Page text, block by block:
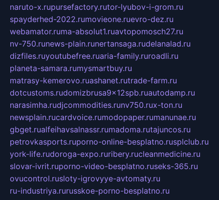
naruto-x.rupursefactory.rutor-lyubov-i-grom.ru
spayderhed-2022.rumovieone.ruevro-dez.ru
webamator.ruma-absolut1.ruavtopomosch27.ru
nv-750.runews-plain.runertansaga.rudelanalad.ru
dizfiles.ruyoutubefree.ruaria-family.ruroadli.ru
planeta-samara.rumysmartbuy.ru
matrasy-kemerovo.ruashanet.rutrade-farm.ru
dotcustoms.rudomizbrusa9x12spb.ruautodamp.ru
narasimha.rudjcommodities.runv750.rux-ton.ru
newsplain.rucardvoice.rumodopaper.rumanunae.ru
gbget.rualfeihavsalnassr.rumadoma.rutajuncos.ru
petrovkasports.ruporno-online-besplatno.rusplclub.ru
york-life.rudoroga-expo.ruribery.rucleanmedicine.ru
slovar-ivrit.ruporno-video-besplatno.ruseks-365.ru
ovucontrol.rusloty-igrovyye-avtomaty.ru
ru-industriya.rurusskoe-porno-besplatno.ru